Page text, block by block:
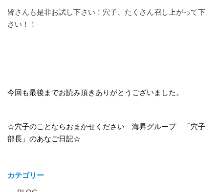
皆さんも是非お試し下さい！穴子、たくさん召し上がって下
さい！！
今回も最後までお読み頂きありがとうございました。
☆穴子のことならおまかせください 海昇グループ 「穴子
部長」のあなご日記☆
カテゴリー